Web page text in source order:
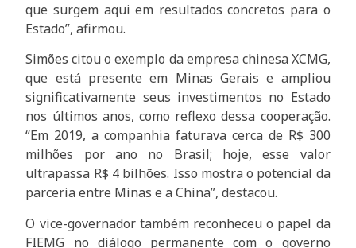
que surgem aqui em resultados concretos para o
Estado”, afirmou.
Simões citou o exemplo da empresa chinesa XCMG,
que está presente em Minas Gerais e ampliou
significativamente seus investimentos no Estado
nos últimos anos, como reflexo dessa cooperação.
“Em 2019, a companhia faturava cerca de R$ 300
milhões por ano no Brasil; hoje, esse valor
ultrapassa R$ 4 bilhões. Isso mostra o potencial da
parceria entre Minas e a China”, destacou.
O vice-governador também reconheceu o papel da
FIEMG no diálogo permanente com o governo